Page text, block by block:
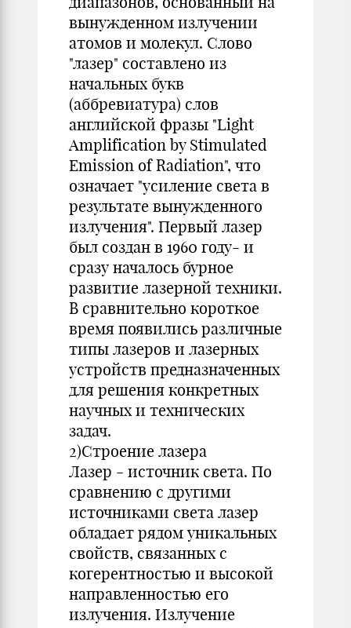
вынужденном излучении
атомов и молекул. Слово
"лазер" составлено из
начальных букв
(аббревиатура) слов
английской фразы "Light
Amplification by Stimulated
Emission of Radiation", что
означает "усиление света в
результате вынужденного
излучения". Первый лазер
был создан в 1960 году- и
сразу началось бурное
развитие лазерной техники.
В сравнительно короткое
время появились различные
типы лазеров и лазерных
устройств предназначенных
для решения конкретных
научных и технических
задач.
2)Строение лазера
Лазер - источник света. По
сравнению с другими
источниками света лазер
обладает рядом уникальных
свойств, связанных с
когерентностью и высокой
направленностью его
излучения. Излучение